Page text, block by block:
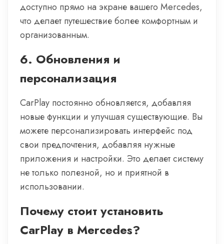
доступно прямо на экране вашего Mercedes,
что делает путешествие более комфортным и
организованным.
6. Обновления и
персонализация
CarPlay постоянно обновляется, добавляя
новые функции и улучшая существующие. Вы
можете персонализировать интерфейс под
свои предпочтения, добавляя нужные
приложения и настройки. Это делает систему
не только полезной, но и приятной в
использовании.
Почему стоит установить
CarPlay в Mercedes?